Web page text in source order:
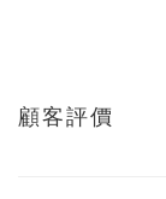
顧客評價